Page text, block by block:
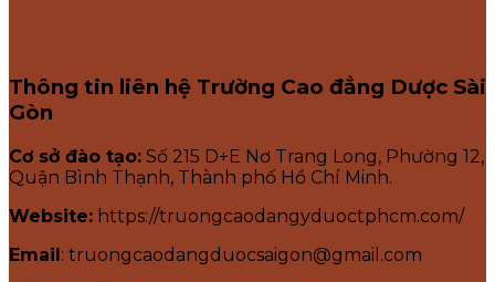
Thông tin liên hệ Trường Cao đẳng Dược Sài
Gòn
Cơ sở đào tạo: Số 215 D+E Nơ Trang Long, Phường 12,
Quận Bình Thạnh, Thành phố Hồ Chí Minh.
Website: https://truongcaodangyduoctphcm.com/
Email: truongcaodangduocsaigon@gmail.com